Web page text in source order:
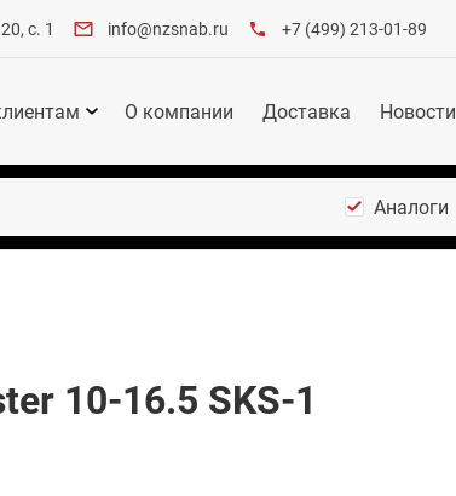
с. 1 info@nzsnab.ru +7 (499) 213-01-89
О компании Доставка Новости
Аналоги
10-16.5 SKS-1